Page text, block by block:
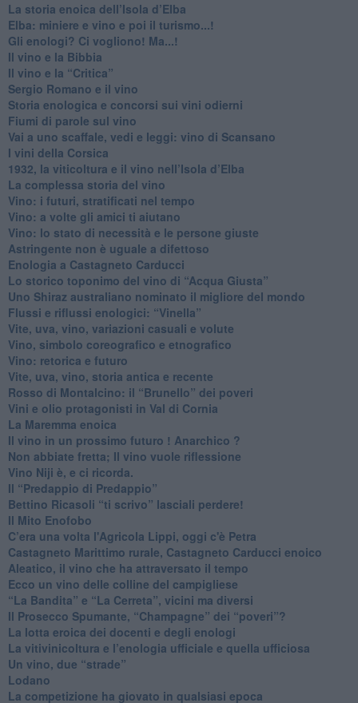
La storia enoica dell’Isola d’Elba
Elba: miniere e vino e poi il turismo...!
​Gli enologi? Ci vogliono! Ma...!
​Il vino e la Bibbia
​Il vino e la “Critica”
Sergio Romano e il vino
​Storia enologica e concorsi sui vini odierni
Fiumi di parole sul vino
​Vai a uno scaffale, vedi e leggi: vino di Scansano
​I vini della Corsica
​1932, la viticoltura e il vino nell’Isola d’Elba
​La complessa storia del vino
​Vino: i futuri, stratificati nel tempo
Vino: a volte gli amici ti aiutano
Vino: lo stato di necessità e le persone giuste
​Astringente non è uguale a difettoso
Enologia a Castagneto Carducci
Lo storico toponimo del vino di “Acqua Giusta”
Uno Shiraz australiano nominato il migliore del mondo
​Flussi e riflussi enologici: “Vinella”
Vite, uva, vino, variazioni casuali e volute
Vino, simbolo coreografico e etnografico
​Vino: retorica e futuro
​Vite, uva, vino, storia antica e recente
​Rosso di Montalcino: il “Brunello” dei poveri
Vini e olio protagonisti in Val di Cornia
​La Maremma enoica
Il vino in un prossimo futuro ! Anarchico ?
​Non abbiate fretta; Il vino vuole riflessione
​Vino Niji è, e ci ricorda.
Il “Predappio di Predappio”
Bettino Ricasoli “ti scrivo” lasciali perdere!
Il Mito Enofobo
​C’era una volta l'Agricola Lippi, oggi c'è Petra
​Castagneto Marittimo rurale, Castagneto Carducci enoico
Aleatico, il vino che ha attraversato il tempo
Ecco un vino delle colline del campigliese
“La Bandita” e “La Cerreta”, vicini ma diversi
​Il Prosecco Spumante, “Champagne” dei “poveri”?
​La lotta eroica dei docenti e degli enologi
​La vitivinicoltura e l’enologia ufficiale e quella ufficiosa
​Un vino, due “strade”
Lodano
​La competizione ha giovato in qualsiasi epoca